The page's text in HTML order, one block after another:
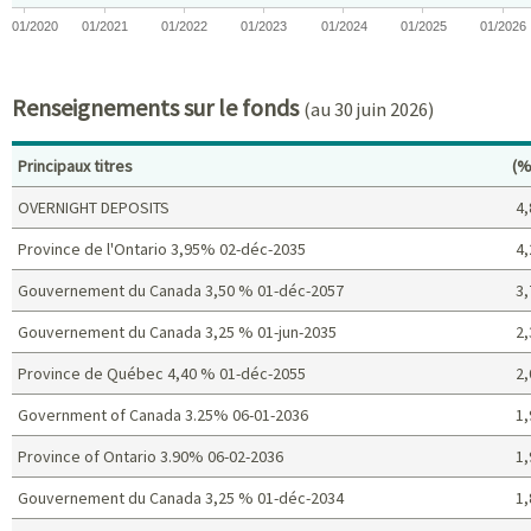
01/2020 01/2021 01/2022 01/2023 01/2024 01/2025 01/2026
Renseignements sur le fonds(au 30 juin 2026)
Principaux titres
OVERNIGHT DEPOSITS
Province de l'Ontario 3,95% 02-déc-2035
Gouvernement du Canada 3,50 % 01-déc-2057
Gouvernement du Canada 3,25 % 01-jun-2035
Province de Québec 4,40 % 01-déc-2055
Government of Canada 3.25% 06-01-2036
Province of Ontario 3.90% 06-02-2036
Gouvernement du Canada 3,25 % 01-déc-2034